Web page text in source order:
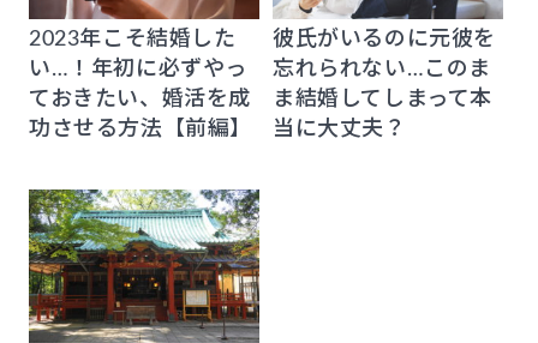
2023年こそ結婚した
い…！年初に必ずやっ
ておきたい、婚活を成
功させる方法【前編】
彼氏がいるのに元彼を
忘れられない…このま
ま結婚してしまって本
当に大丈夫？